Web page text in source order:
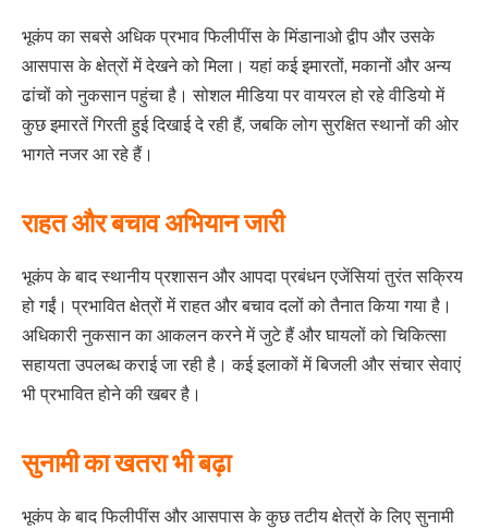
भूकंप का सबसे अधिक प्रभाव फिलीपींस के मिंडानाओ द्वीप और उसके
आसपास के क्षेत्रों में देखने को मिला। यहां कई इमारतों, मकानों और अन्य
ढांचों को नुकसान पहुंचा है। सोशल मीडिया पर वायरल हो रहे वीडियो में
कुछ इमारतें गिरती हुई दिखाई दे रही हैं, जबकि लोग सुरक्षित स्थानों की ओर
भागते नजर आ रहे हैं।
राहत और बचाव अभियान जारी
भूकंप के बाद स्थानीय प्रशासन और आपदा प्रबंधन एजेंसियां तुरंत सक्रिय
हो गईं। प्रभावित क्षेत्रों में राहत और बचाव दलों को तैनात किया गया है।
अधिकारी नुकसान का आकलन करने में जुटे हैं और घायलों को चिकित्सा
सहायता उपलब्ध कराई जा रही है। कई इलाकों में बिजली और संचार सेवाएं
भी प्रभावित होने की खबर है।
सुनामी का खतरा भी बढ़ा
भूकंप के बाद फिलीपींस और आसपास के कुछ तटीय क्षेत्रों के लिए सुनामी